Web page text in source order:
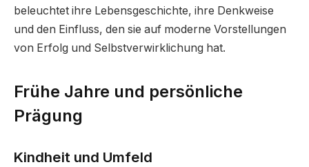
beleuchtet ihre Lebensgeschichte, ihre Denkweise
und den Einfluss, den sie auf moderne Vorstellungen
von Erfolg und Selbstverwirklichung hat.
Frühe Jahre und persönliche
Prägung
Kindheit und Umfeld